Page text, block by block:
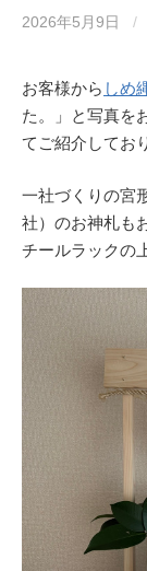
2026年5月9日 /
お客様から しめ
た。」と写真を
てご紹介してお
一社づくりの宮
社）のお神札も
チールラックの